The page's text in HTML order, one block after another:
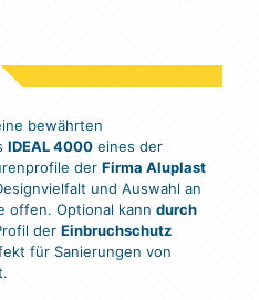
bewährten
IDEAL 4000 eines der
der Firma Aluplast
und Auswahl an
offen. Optional kann durch
der Einbruchschutz
für Sanierungen von